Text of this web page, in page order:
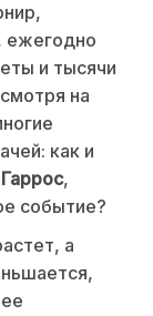
ежегодно
и тысячи
на
как и
,
событие?
а